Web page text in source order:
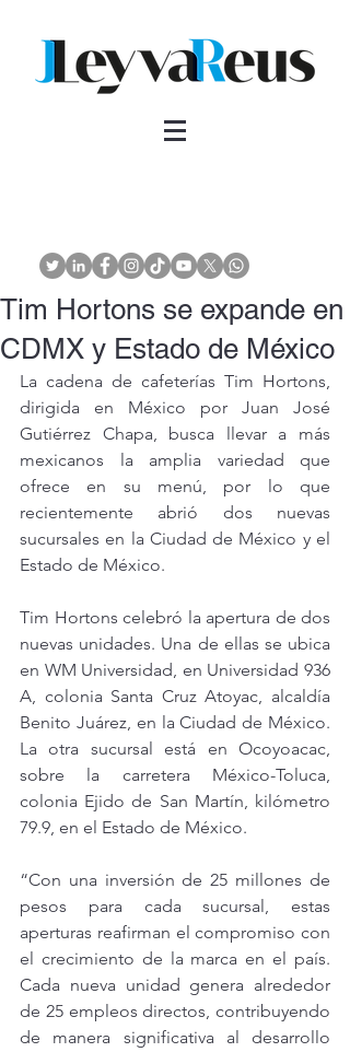
Tim Hortons se expande en
CDMX y Estado de México
La cadena de cafeterías Tim Hortons,
dirigida en México por Juan José
Gutiérrez Chapa, busca llevar a más
mexicanos la amplia variedad que
ofrece en su menú, por lo que
recientemente abrió dos nuevas
sucursales en la Ciudad de México y el
Estado de México.
Tim Hortons celebró la apertura de dos
nuevas unidades. Una de ellas se ubica
en WM Universidad, en Universidad 936
A, colonia Santa Cruz Atoyac, alcaldía
Benito Juárez, en la Ciudad de México.
La otra sucursal está en Ocoyoacac,
sobre la carretera México-Toluca,
colonia Ejido de San Martín, kilómetro
79.9, en el Estado de México.
“Con una inversión de 25 millones de
pesos para cada sucursal, estas
aperturas reafirman el compromiso con
el crecimiento de la marca en el país.
Cada nueva unidad genera alrededor
de 25 empleos directos, contribuyendo
de manera significativa al desarrollo